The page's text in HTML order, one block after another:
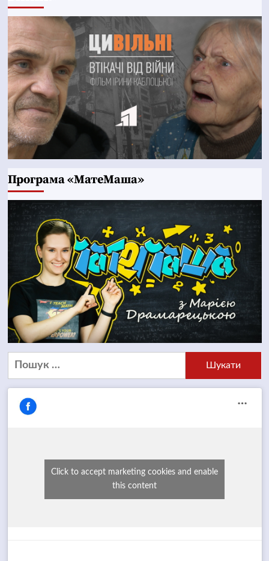
Програма «МатеМаша»
Пошук:
Click to accept marketing cookies and enable
this content